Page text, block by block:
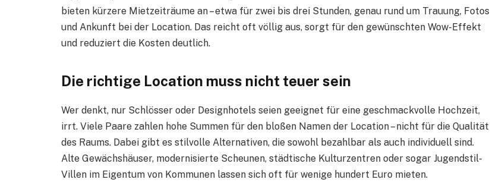
bieten kürzere Mietzeiträume an – etwa für zwei bis drei Stunden, genau rund um Trauung, Fotos
und Ankunft bei der Location. Das reicht oft völlig aus, sorgt für den gewünschten Wow-Effekt
und reduziert die Kosten deutlich.
Die richtige Location muss nicht teuer sein
Wer denkt, nur Schlösser oder Designhotels seien geeignet für eine geschmackvolle Hochzeit,
irrt. Viele Paare zahlen hohe Summen für den bloßen Namen der Location – nicht für die Qualität
des Raums. Dabei gibt es stilvolle Alternativen, die sowohl bezahlbar als auch individuell sind.
Alte Gewächshäuser, modernisierte Scheunen, städtische Kulturzentren oder sogar Jugendstil-
Villen im Eigentum von Kommunen lassen sich oft für wenige hundert Euro mieten.